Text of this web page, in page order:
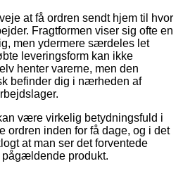
at få ordren sendt hjem til hvor
Fragtformen viser sig ofte en
men ydermere særdeles let
leveringsform kan ikke
henter varerne, men den
befinder dig i nærheden af
være virkelig betydningsfuld i
ordren inden for få dage, og i det
at man ser det forventede
pågældende produkt.